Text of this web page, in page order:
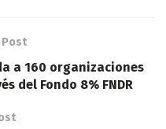
Post
a 160 organizaciones
del Fondo 8% FNDR